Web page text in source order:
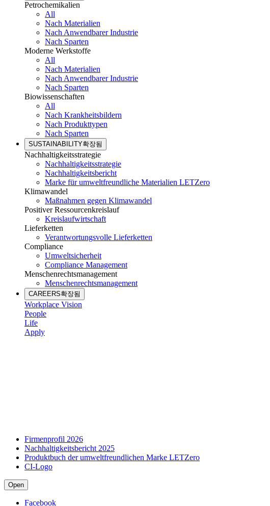
Petrochemikalien
All
Nach Materialien
Nach Anwendbarer Industrie
Nach Sparten
Moderne Werkstoffe
All
Nach Materialien
Nach Anwendbarer Industrie
Nach Sparten
Biowissenschaften
All
Nach Krankheitsbildern
Nach Produkttypen
Nach Sparten
SUSTAINABILITY확장됨
Nachhaltigkeitsstrategie
Nachhaltigkeitsstrategie
Nachhaltigkeitsbericht
Marke für umweltfreundliche Materialien LETZero
Klimawandel
Maßnahmen gegen Klimawandel
Positiver Ressourcenkreislauf
Kreislaufwirtschaft
Lieferketten
Verantwortungsvolle Lieferketten
Compliance
Umweltsicherheit
Compliance Management
Menschenrechtsmanagement
Menschenrechtsmanagement
CAREERS확장됨
Workplace Vision
People
Life
Apply
Firmenprofil 2026
Nachhaltigkeitsbericht 2025
Produktbuch der umweltfreundlichen Marke LETZero
CI-Logo
Open
Facebook